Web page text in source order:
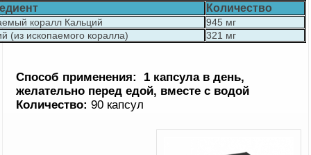
Количество
коралл Кальций
945 мг
(из ископаемого коралла)
321 мг
Способ применения: 1 капсула в день,
желательно перед едой, вместе с водой
Количество: 90 капсул